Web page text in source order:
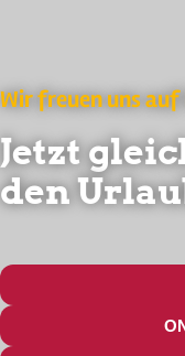
Wir freuen uns auf
Jetzt
den